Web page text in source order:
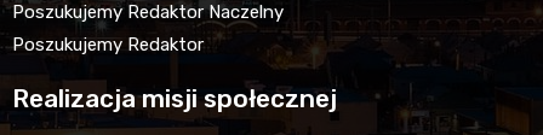
Poszukujemy Redaktor Naczelny
Poszukujemy Redaktor
Realizacja misji społecznej